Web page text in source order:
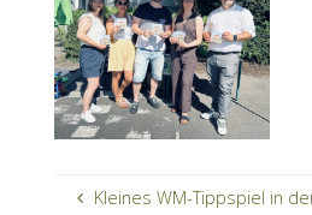
Kleines WM-Tippspiel in